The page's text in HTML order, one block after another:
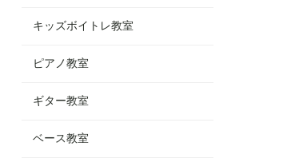
キッズボイトレ教室
ピアノ教室
ギター教室
ベース教室